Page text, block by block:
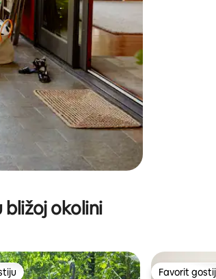
bližoj okolini
Favorit